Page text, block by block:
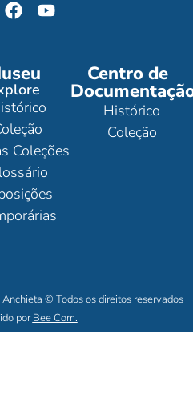
Coleções
Centro de
Histórico
Coleção
© Todos os direitos reservados
porBee Com.